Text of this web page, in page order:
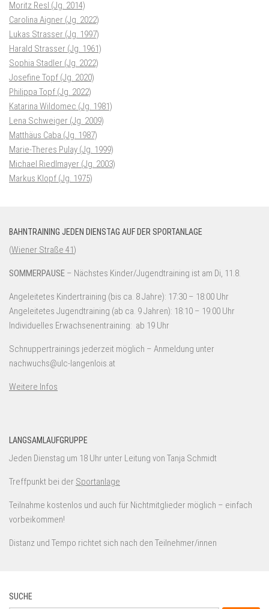
Moritz Resl (Jg. 2014)
Carolina Aigner (Jg. 2022)
Lukas Strasser (Jg. 1997)
Harald Strasser (Jg. 1961)
Sophia Stadler (Jg. 2022)
Josefine Topf (Jg. 2020)
Philippa Topf (Jg. 2022)
Katarina Wildomec (Jg. 1981)
Lena Schweiger (Jg. 2009)
Matthäus Caba (Jg. 1987)
Marie-Theres Pulay (Jg. 1999)
Michael Riedlmayer (Jg. 2003)
Markus Klopf (Jg. 1975)
BAHNTRAINING JEDEN DIENSTAG AUF DER SPORTANLAGE
(Wiener Straße 41)
SOMMERPAUSE – Nächstes Kinder/Jugendtraining ist am Di, 11.8.
Angeleitetes Kindertraining (bis ca. 8 Jahre): 17:30 – 18:00 Uhr
Angeleitetes Jugendtraining (ab ca. 9 Jahren): 18:10 – 19:00 Uhr
Individuelles Erwachsenentraining: ab 19 Uhr
Schnuppertrainings jederzeit möglich – Anmeldung unter
nachwuchs@ulc-langenlois.at
Weitere Infos
LANGSAMLAUFGRUPPE
Jeden Dienstag um 18 Uhr unter Leitung von Tanja Schmidt
Treffpunkt bei der Sportanlage
Teilnahme kostenlos und auch für Nichtmitglieder möglich – einfach
vorbeikommen!
Distanz und Tempo richtet sich nach den Teilnehmer/innen
SUCHE